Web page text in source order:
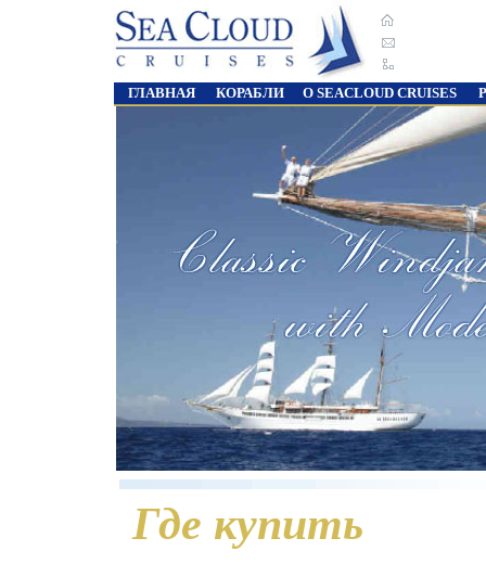
ГЛАВНАЯ КОРАБЛИ О SEACLOUD CRUISES
Где купить